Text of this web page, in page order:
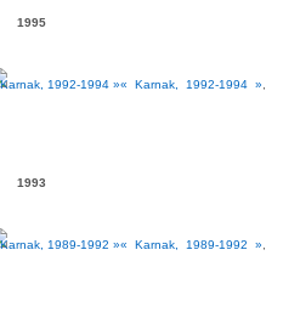
1995
« Karnak, 1992-1994 »
1993
« Karnak, 1989-1992 »